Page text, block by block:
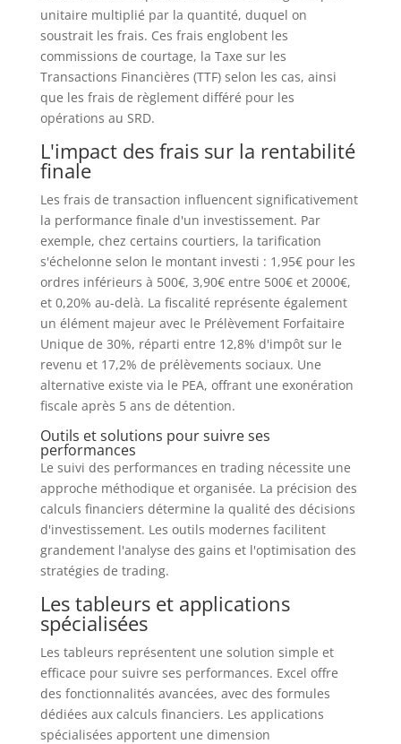
unitaire multiplié par la quantité, duquel on
soustrait les frais. Ces frais englobent les
commissions de courtage, la Taxe sur les
Transactions Financières (TTF) selon les cas, ainsi
que les frais de règlement différé pour les
opérations au SRD.
L'impact des frais sur la rentabilité
finale
Les frais de transaction influencent significativement
la performance finale d'un investissement. Par
exemple, chez certains courtiers, la tarification
s'échelonne selon le montant investi : 1,95€ pour les
ordres inférieurs à 500€, 3,90€ entre 500€ et 2000€,
et 0,20% au-delà. La fiscalité représente également
un élément majeur avec le Prélèvement Forfaitaire
Unique de 30%, réparti entre 12,8% d'impôt sur le
revenu et 17,2% de prélèvements sociaux. Une
alternative existe via le PEA, offrant une exonération
fiscale après 5 ans de détention.
Outils et solutions pour suivre ses
performances
Le suivi des performances en trading nécessite une
approche méthodique et organisée. La précision des
calculs financiers détermine la qualité des décisions
d'investissement. Les outils modernes facilitent
grandement l'analyse des gains et l'optimisation des
stratégies de trading.
Les tableurs et applications
spécialisées
Les tableurs représentent une solution simple et
efficace pour suivre ses performances. Excel offre
des fonctionnalités avancées, avec des formules
dédiées aux calculs financiers. Les applications
spécialisées apportent une dimension